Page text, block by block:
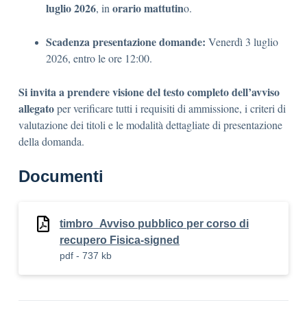
luglio 2026, in orario mattutino.
Scadenza presentazione domande: Venerdì 3 luglio
2026, entro le ore 12:00.
Si invita a prendere visione del testo completo dell’avviso
allegatoper verificare tutti i requisiti di ammissione, i criteri di
valutazione dei titoli e le modalità dettagliate di presentazione
della domanda.
Documenti
timbro_Avviso pubblico per corso di
recupero Fisica-signed
pdf - 737 kb